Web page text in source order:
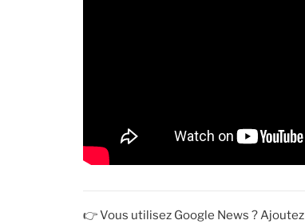
👉 Vous utilisez Google News ? Ajoutez